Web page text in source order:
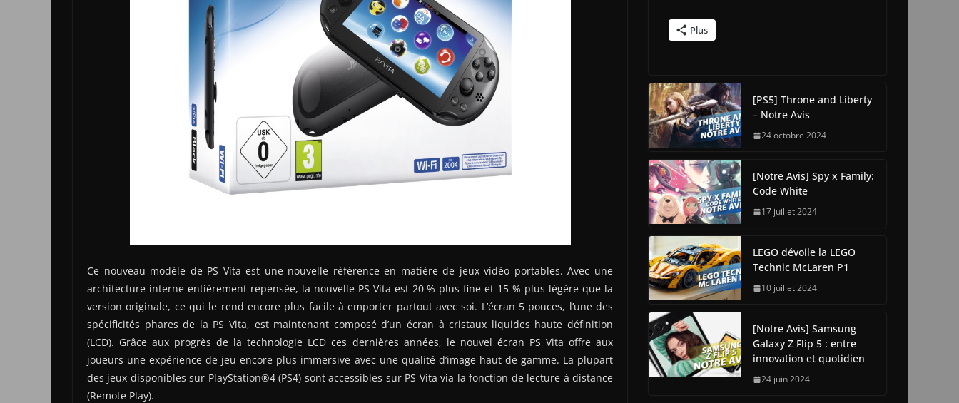
Ce nouveau modèle de PS Vita est une nouvelle référence en matière de jeux vidéo portables. Avec une
architecture interne entièrement repensée, la nouvelle PS Vita est 20 % plus fine et 15 % plus légère que la
version originale, ce qui le rend encore plus facile à emporter partout avec soi. L’écran 5 pouces, l’une des
spécificités phares de la PS Vita, est maintenant composé d’un écran à cristaux liquides haute définition
(LCD). Grâce aux progrès de la technologie LCD ces dernières années, le nouvel écran PS Vita offre aux
joueurs une expérience de jeu encore plus immersive avec une qualité d’image haut de gamme. La plupart
des jeux disponibles sur PlayStation®4 (PS4) sont accessibles sur PS Vita via la fonction de lecture à distance
(Remote Play).
Plus
[PS5] Throne and Liberty
– Notre Avis
24 octobre 2024
[Notre Avis] Spy x Family:
Code White
17 juillet 2024
LEGO dévoile la LEGO
Technic McLaren P1
10 juillet 2024
[Notre Avis] Samsung
Galaxy Z Flip 5 : entre
innovation et quotidien
24 juin 2024